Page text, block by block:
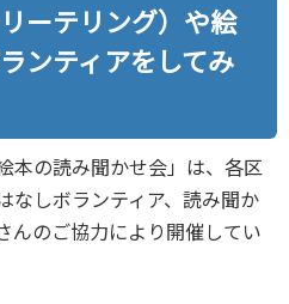
ーテリング）や絵
ンティアをしてみ
本の読み聞かせ会」は、各区
なしボランティア、読み聞か
んのご協力により開催してい